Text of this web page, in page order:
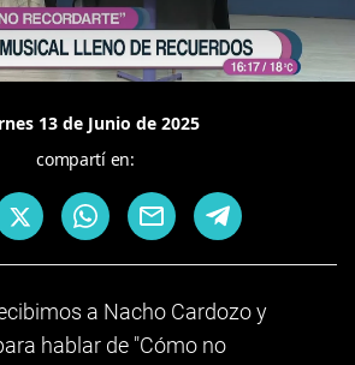
13 de Junio de 2025
compartí en:
a Nacho Cardozo y
hablar de "Cómo no